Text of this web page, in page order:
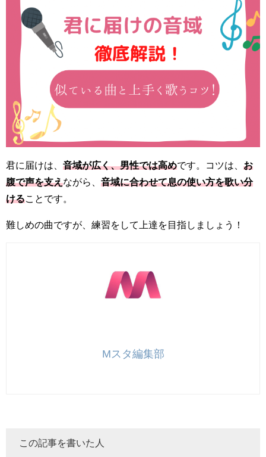
君に届けは、 音域が広く、男性では高めです。コツは、 お
腹で声を支えながら、 音域に合わせて息の使い方を歌い分
けることです。
難しめの曲ですが、練習をして上達を目指しましょう！
Mスタ編集部
この記事を書いた人